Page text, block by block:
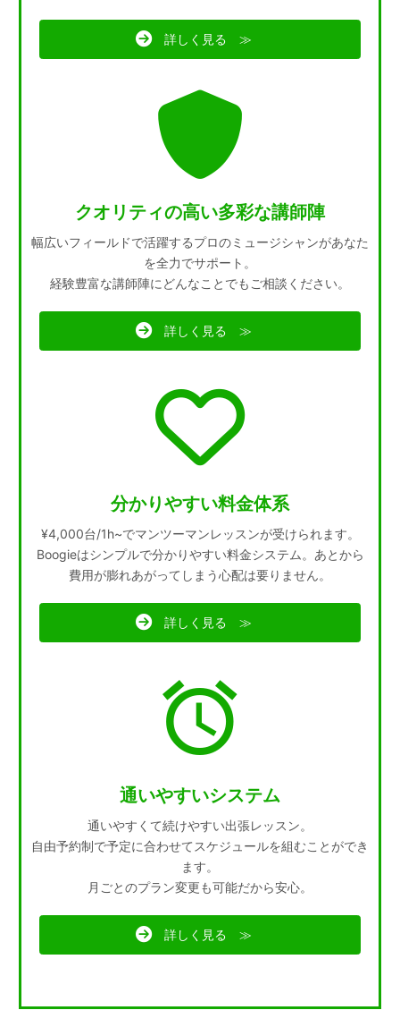
詳しく見る ≫
クオリティの高い多彩な講師陣
幅広いフィールドで活躍するプロのミュージシャンがあなた
を全力でサポート。
経験豊富な講師陣にどんなことでもご相談ください。
詳しく見る ≫
分かりやすい料金体系
¥4,000台/1h~でマンツーマンレッスンが受けられます。
Boogieはシンプルで分かりやすい料金システム。あとから
費用が膨れあがってしまう心配は要りません。
詳しく見る ≫
通いやすいシステム
通いやすくて続けやすい出張レッスン。
自由予約制で予定に合わせてスケジュールを組むことができ
ます。
月ごとのプラン変更も可能だから安心。
詳しく見る ≫